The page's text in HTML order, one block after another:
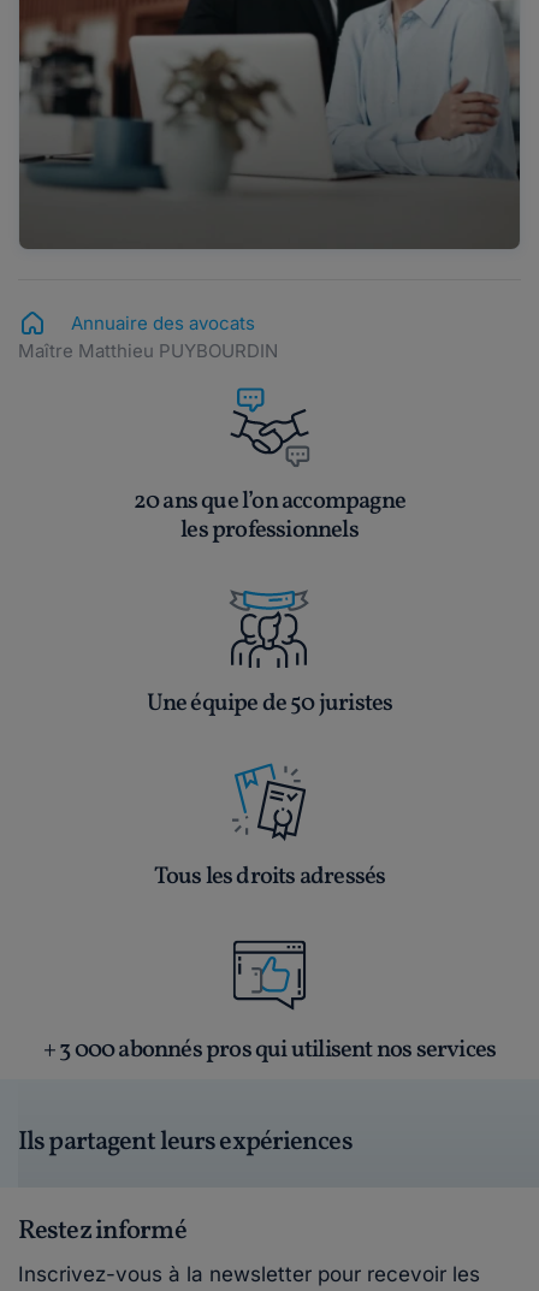
Annuaire des avocats
Maître Matthieu PUYBOURDIN
20 ans que l’on accompagne
les professionnels
Une équipe de 50 juristes
Tous les droits adressés
+ 3 000 abonnés pros qui utilisent nos services
Ils partagent leurs expériences
Restez informé
Inscrivez-vous à la newsletter pour recevoir les